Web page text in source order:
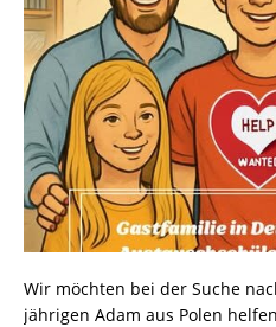
Wir möchten bei der Suche
jährigen Adam aus Polen